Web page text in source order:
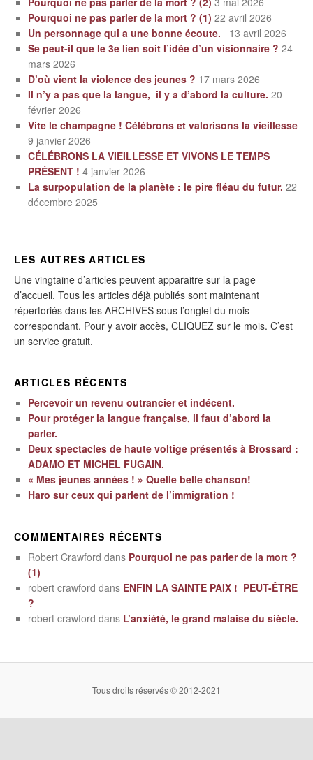
Pourquoi ne pas parler de la mort ? (1) 22 avril 2026
Un personnage qui a une bonne écoute.
13 avril 2026
Se peut-il que le 3e lien soit l’idée d’un visionnaire ? 24
mars 2026
D’où vient la violence des jeunes ? 17 mars 2026
Il n’y a pas que la langue, il y a d’abord la culture. 20
février 2026
Vite le champagne ! Célébrons et valorisons la vieillesse
9 janvier 2026
CÉLÉBRONS LA VIEILLESSE ET VIVONS LE TEMPS
PRÉSENT ! 4 janvier 2026
La surpopulation de la planète : le pire fléau du futur. 22
décembre 2025
LES AUTRES ARTICLES
Une vingtaine d’articles peuvent apparaitre sur la page
d’accueil. Tous les articles déjà publiés sont maintenant
répertoriés dans les ARCHIVES sous l’onglet du mois
correspondant. Pour y avoir accès, CLIQUEZ sur le mois. C’est
un service gratuit.
ARTICLES RÉCENTS
Percevoir un revenu outrancier et indécent.
Pour protéger la langue française, il faut d’abord la
parler.
Deux spectacles de haute voltige présentés à Brossard :
ADAMO ET MICHEL FUGAIN.
« Mes jeunes années ! » Quelle belle chanson!
Haro sur ceux qui parlent de l’immigration !
COMMENTAIRES RÉCENTS
Robert Crawford dans Pourquoi ne pas parler de la mort ?
(1)
robert crawford dans ENFIN LA SAINTE PAIX ! PEUT-ÊTRE
?
robert crawford dans L’anxiété, le grand malaise du siècle.
Tous droits réservés © 2012-2021